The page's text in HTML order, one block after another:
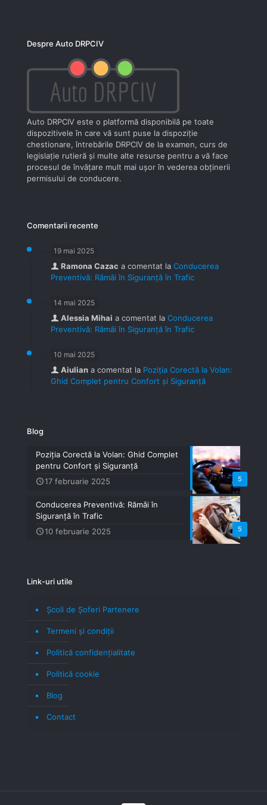
Despre Auto DRPCIV
Auto DRPCIV este o platformă disponibilă pe toate
dispozitivele în care vă sunt puse la dispoziţie
chestionare, întrebările DRPCIV de la examen, curs de
legislaţie rutieră şi multe alte resurse pentru a vă face
procesul de învăţare mult mai uşor în vederea obţinerii
permisului de conducere.
Comentarii recente
19 mai 2025
Ramona Cazac a comentat la Conducerea
Preventivă: Rămâi în Siguranță în Trafic
14 mai 2025
Alessia Mihai a comentat la Conducerea
Preventivă: Rămâi în Siguranță în Trafic
10 mai 2025
Aiulian a comentat la Poziția Corectă la Volan:
Ghid Complet pentru Confort și Siguranță
Blog
5
Poziția Corectă la Volan: Ghid Complet
pentru Confort și Siguranță
17 februarie 2025
5
Conducerea Preventivă: Rămâi în
Siguranță în Trafic
10 februarie 2025
Link-uri utile
Școli de Șoferi Partenere
Termeni şi condiţii
Politică confidenţialitate
Politică cookie
Blog
Contact